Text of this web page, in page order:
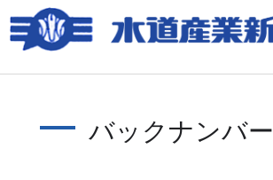
バックナンバー